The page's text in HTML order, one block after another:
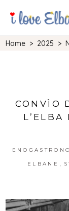
Home > 2025 >
CONVÌO
L’ELBA
ELBANE ,